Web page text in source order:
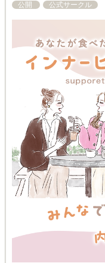
公開 公式サークル